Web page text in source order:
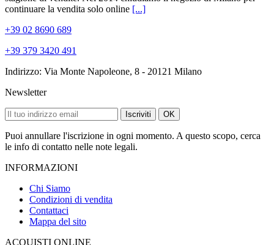
continuare la vendita solo online [...]
+39 02 8690 689
+39 379 3420 491
Indirizzo: Via Monte Napoleone, 8 - 20121 Milano
Newsletter
Iscriviti OK
Puoi annullare l'iscrizione in ogni momento. A questo scopo, cerca
le info di contatto nelle note legali.
INFORMAZIONI
Chi Siamo
Condizioni di vendita
Contattaci
Mappa del sito
ACQUISTI ONLINE